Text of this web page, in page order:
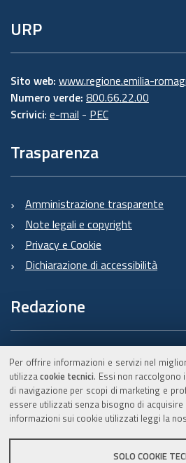
Per offrire informazioni e servizi nel
utilizzacookie tecnici. Essi non raccolgono
di navigazione per scopi di marketing e
essere utilizzati senza bisogno di
informazioni sui cookie utilizzati leggi la
SOLO COOKIE
URP
Sito web: www.regione.emilia-
Numero verde: 800.66.22.00
Scrivici: e-mail - PEC
Trasparenza
Amministrazione trasparente
Note legali e copyright
Privacy e Cookie
Dichiarazione di accessibilità
Redazione
Informazioni sul Burert
e contatti
C.F.